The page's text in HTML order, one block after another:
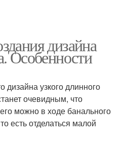
дизайна
Особенности
дизайна узкого длинного
очевидным, что
можно в ходе банального
есть отделаться малой